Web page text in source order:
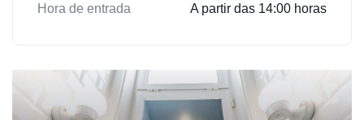
Hora de entrada A partir das 14:00 horas